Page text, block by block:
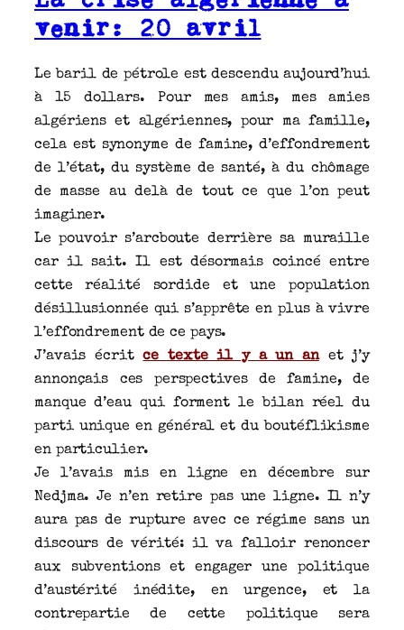
venir: 20 avril
Le baril de pétrole est descendu aujourd’hui
à 15 dollars. Pour mes amis, mes amies
algériens et algériennes, pour ma famille,
cela est synonyme de famine, d’effondrement
de l’état, du système de santé, à du chômage
de masse au delà de tout ce que l’on peut
imaginer.
Le pouvoir s’arcboute derrière sa muraille
car il sait. Il est désormais coincé entre
cette réalité sordide et une population
désillusionnée qui s’apprête en plus à vivre
l’effondrement de ce pays.
J’avais écritce texte il y a un anet j’y
annonçais ces perspectives de famine, de
manque d’eau qui forment le bilan réel du
parti unique en général et du boutéflikisme
en particulier.
Je l’avais mis en ligne en décembre sur
Nedjma. Je n’en retire pas une ligne. Il n’y
aura pas de rupture avec ce régime sans un
discours de vérité: il va falloir renoncer
aux subventions et engager une politique
d’austérité inédite, en urgence, et la
contrepartie de cette politique sera